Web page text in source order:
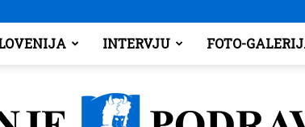
INTERVJU FOTO-